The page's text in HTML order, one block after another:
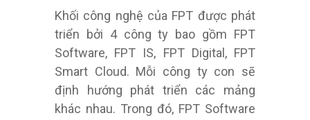
Khối công nghệ của FPT được phát
triển bởi 4 công ty bao gồm FPT
Software, FPT IS, FPT Digital, FPT
Smart Cloud. Mỗi công ty con sẽ
định hướng phát triển các mảng
khác nhau. Trong đó, FPT Software